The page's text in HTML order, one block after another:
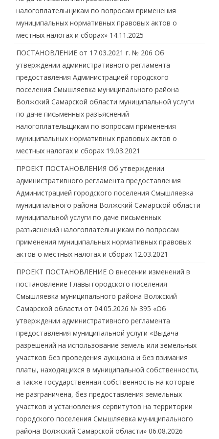
налогоплательщикам по вопросам применения
муниципальных нормативных правовых актов о
местных налогах и сборах» 14.11.2025
ПОСТАНОВЛЕНИЕ от 17.03.2021 г. № 206 Об
утверждении административного регламента
предоставления Администрацией городского
поселения Смышляевка муниципального района
Волжский Самарской области муниципальной услуги
по даче письменных разъяснений
налогоплательщикам по вопросам применения
муниципальных нормативных правовых актов о
местных налогах и сборах 19.03.2021
ПРОЕКТ ПОСТАНОВЛЕНИЯ Об утверждении
административного регламента предоставления
Администрацией городского поселения Смышляевка
муниципального района Волжский Самарской области
муниципальной услуги по даче письменных
разъяснений налогоплательщикам по вопросам
применения муниципальных нормативных правовых
актов о местных налогах и сборах 12.03.2021
ПРОЕКТ ПОСТАНОВЛЕНИЕ О внесении изменений в
постановление Главы городского поселения
Смышляевка муниципального района Волжский
Самарской области от 04.05.2026 № 395 «Об
утверждении административного регламента
предоставления муниципальной услуги «Выдача
разрешений на использование земель или земельных
участков без проведения аукциона и без взимания
платы, находящихся в муниципальной собственности,
а также государственная собственность на которые
не разграничена, без предоставления земельных
участков и установления сервитутов на территории
городского поселения Смышляевка муниципального
района Волжский Самарской области» 06.08.2026